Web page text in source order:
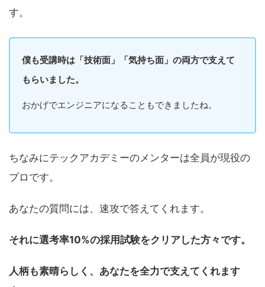
す。
僕も受講時は「技術面」「気持ち面」の両方で支えて
もらいました。
おかげでエンジニアになることもできましたね。
ちなみにテックアカデミーのメンターは全員が現役の
プロです。
あなたの質問には、速攻で答えてくれます。
それに選考率10%の採用試験をクリアした方々です。
人柄も素晴らしく、あなたを全力で支えてくれます